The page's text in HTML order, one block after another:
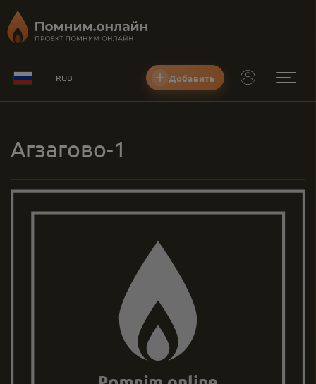
RUB Добавить
Агзагово-1